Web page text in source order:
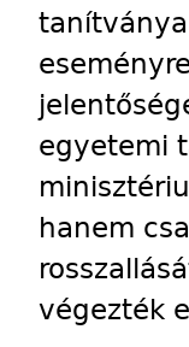
egyetemi
hanem
végezték